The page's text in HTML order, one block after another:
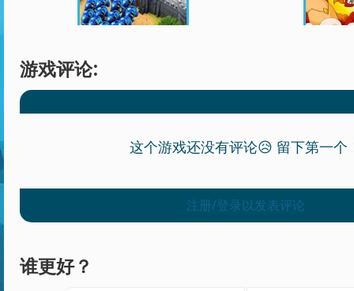
游戏评论:
这个游戏还没有评论😥 留下第一个
注册/登录以发表评论
谁更好？